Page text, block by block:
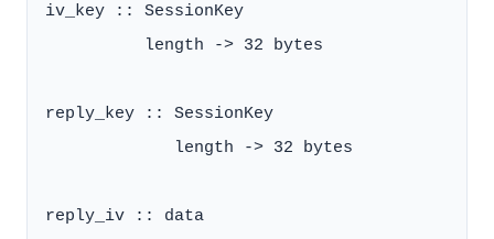
iv_key :: SessionKey
          length -> 32 bytes
reply_key :: SessionKey
             length -> 32 bytes
reply_iv :: data